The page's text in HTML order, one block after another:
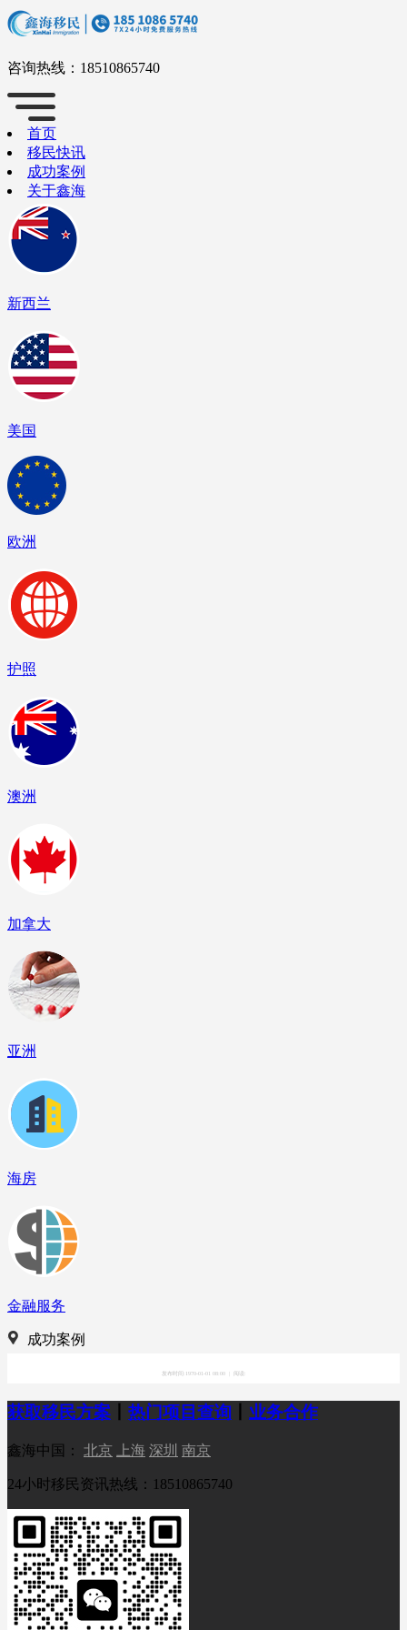
咨询热线： 18510865740
首页
移民快讯
成功案例
关于鑫海
新西兰
美国
欧洲
护照
澳洲
加拿大
亚洲
海房
金融服务
成功案例
发布时间:1970-01-01 08:00 阅读:
获取移民方案 热门项目查询 业务合作
鑫海中国： 北京 上海 深圳 南京
24小时移民资讯热线：18510865740